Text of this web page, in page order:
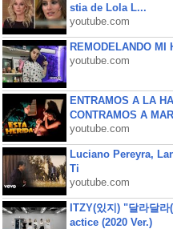
stia de Lola L...
youtube.com
REMODELANDO MI
youtube.com
ENTRAMOS A LA
CONTRAMOS A
youtube.com
Luciano Pereyra,
Ti
youtube.com
ITZY(있지) "달라달
actice (2020 Ver.)